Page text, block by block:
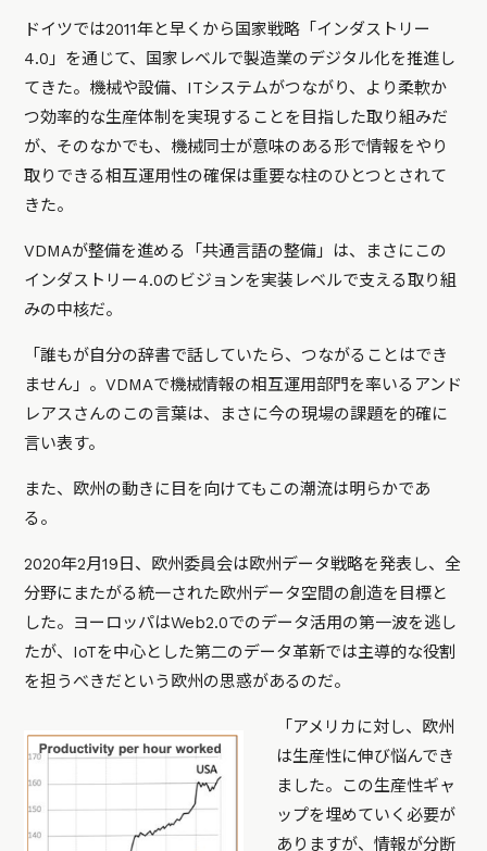
ドイツでは2011年と早くから国家戦略「インダストリー
4.0」を通じて、国家レベルで製造業のデジタル化を推進し
てきた。機械や設備、ITシステムがつながり、より柔軟か
つ効率的な生産体制を実現することを目指した取り組みだ
が、そのなかでも、機械同士が意味のある形で情報をやり
取りできる相互運用性の確保は重要な柱のひとつとされて
きた。
VDMAが整備を進める「共通言語の整備」は、まさにこの
インダストリー4.0のビジョンを実装レベルで支える取り組
みの中核だ。
「誰もが自分の辞書で話していたら、つながることはでき
ません」。VDMAで機械情報の相互運用部門を率いるアンド
レアスさんのこの言葉は、まさに今の現場の課題を的確に
言い表す。
また、欧州の動きに目を向けてもこの潮流は明らかであ
る。
2020年2月19日、欧州委員会は欧州データ戦略を発表し、全
分野にまたがる統一された欧州データ空間の創造を目標と
した。ヨーロッパはWeb2.0でのデータ活用の第一波を逃し
たが、IoTを中心とした第二のデータ革新では主導的な役割
を担うべきだという欧州の思惑があるのだ。
「アメリカに対し、欧州
は生産性に伸び悩んでき
ました。この生産性ギャ
ップを埋めていく必要が
ありますが、情報が分断